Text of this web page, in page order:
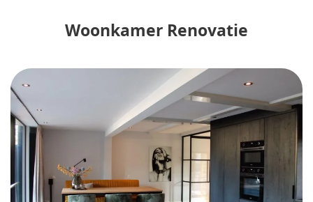
Woonkamer Renovatie